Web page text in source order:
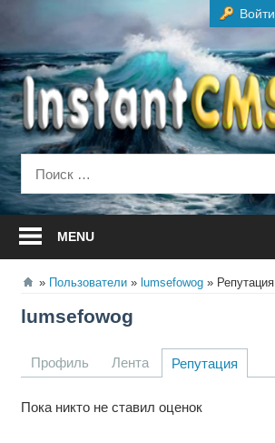
содержанию
Войти
MENU
Пользователи lumsefowog Репутация
lumsefowog
Профиль Лента Репутация
Пока никто не ставил оценок